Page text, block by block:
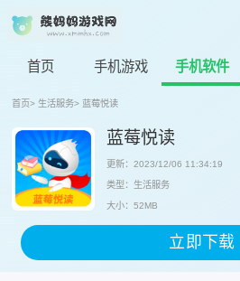
首页 手机游戏 手机软件
首页> 生活服务> 蓝莓悦读
蓝莓悦读
更新：2023/12/06 11:34:19
类型：生活服务
大小：52MB
立即下载